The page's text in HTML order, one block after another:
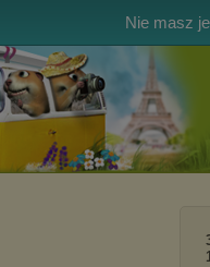
Nie masz